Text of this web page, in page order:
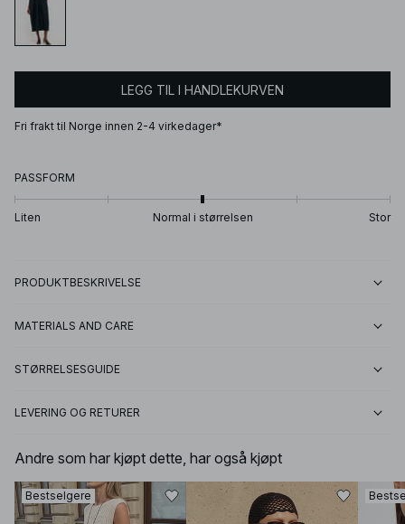
LEGG TIL I HANDLEKURVEN
Fri frakt til Norge innen 2-4 virkedager*
PASSFORM
Liten Normal i størrelsen Stor
PRODUKTBESKRIVELSE
MATERIALS AND CARE
STØRRELSESGUIDE
LEVERING OG RETURER
Andre som har kjøpt dette, har også kjøpt
Bestselgere